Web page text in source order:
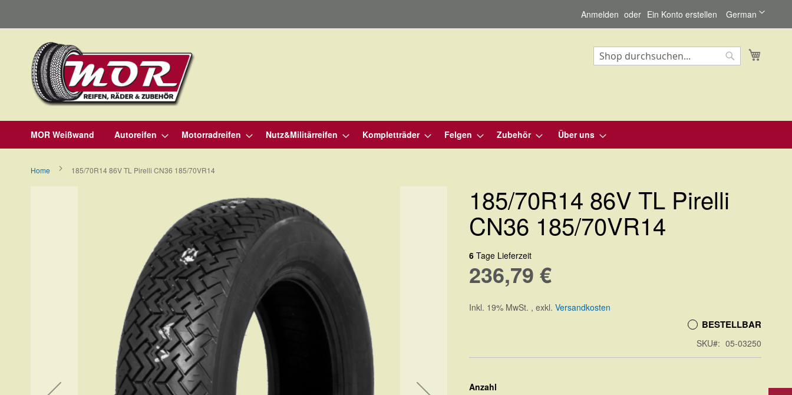
zum
Inhalt
Sprache
German
Anmelden Ein Konto erstellen
MOR Weißwand Autoreifen Motorradreifen Nutz&Militärreifen Kompletträder Felgen Zubehör Über uns
Home 185/70R14 86V TL Pirelli CN36 185/70VR14
185/70R14 86V TL Pirelli
CN36 185/70VR14
6 Tage Lieferzeit
236,79 €
Inkl. 19% MwSt. , exkl. Versandkosten
BESTELLBAR
SKU 05-03250
Anzahl